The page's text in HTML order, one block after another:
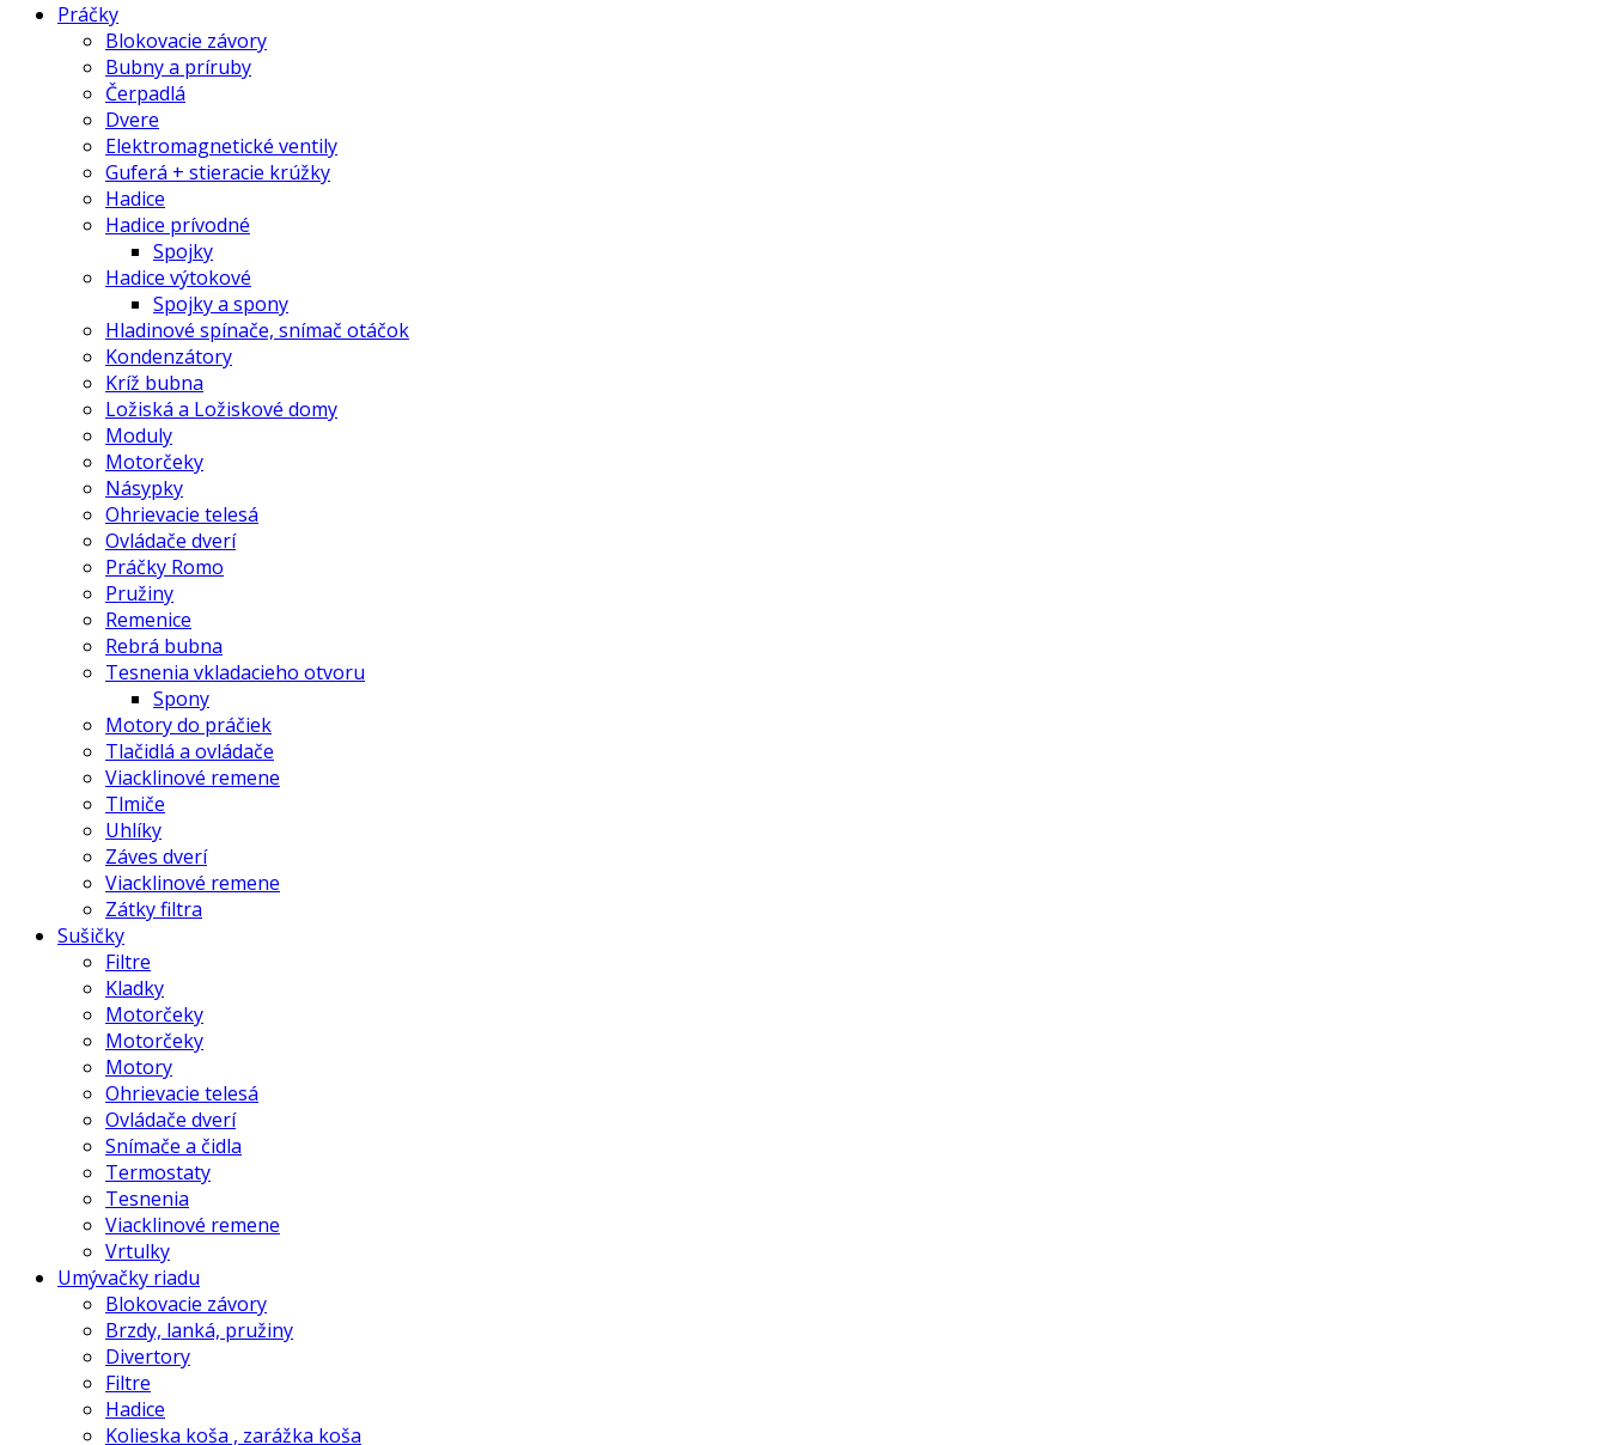
Práčky
Blokovacie závory
Bubny a príruby
Čerpadlá
Dvere
Elektromagnetické ventily
Guferá + stieracie krúžky
Hadice
Hadice prívodné
Spojky
Hadice výtokové
Spojky a spony
Hladinové spínače, snímač otáčok
Kondenzátory
Kríž bubna
Ložiská a Ložiskové domy
Moduly
Motorčeky
Násypky
Ohrievacie telesá
Ovládače dverí
Práčky Romo
Pružiny
Remenice
Rebrá bubna
Tesnenia vkladacieho otvoru
Spony
Motory do práčiek
Tlačidlá a ovládače
Viacklinové remene
Tlmiče
Uhlíky
Záves dverí
Viacklinové remene
Zátky filtra
Sušičky
Filtre
Kladky
Motorčeky
Motorčeky
Motory
Ohrievacie telesá
Ovládače dverí
Snímače a čidla
Termostaty
Tesnenia
Viacklinové remene
Vrtulky
Umývačky riadu
Blokovacie závory
Brzdy, lanká, pružiny
Divertory
Filtre
Hadice
Kolieska koša , zarážka koša